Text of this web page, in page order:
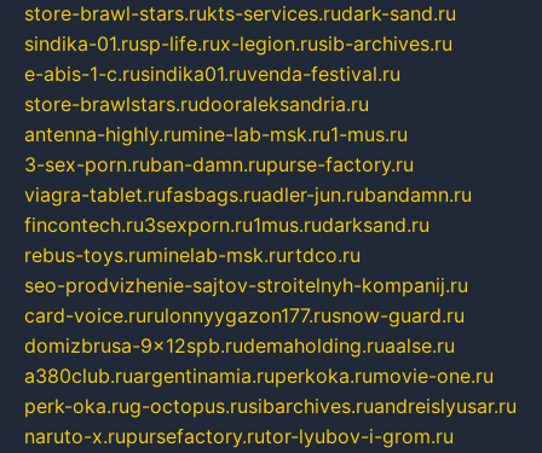
store-brawl-stars.rukts-services.rudark-sand.ru
sindika-01.rusp-life.rux-legion.rusib-archives.ru
e-abis-1-c.rusindika01.ruvenda-festival.ru
store-brawlstars.rudooraleksandria.ru
antenna-highly.rumine-lab-msk.ru1-mus.ru
3-sex-porn.ruban-damn.rupurse-factory.ru
viagra-tablet.rufasbags.ruadler-jun.rubandamn.ru
fincontech.ru3sexporn.ru1mus.rudarksand.ru
rebus-toys.ruminelab-msk.rurtdco.ru
seo-prodvizhenie-sajtov-stroitelnyh-kompanij.ru
card-voice.rurulonnyygazon177.rusnow-guard.ru
domizbrusa-9x12spb.rudemaholding.ruaalse.ru
a380club.ruargentinamia.ruperkoka.rumovie-one.ru
perk-oka.rug-octopus.rusibarchives.ruandreislyusar.ru
naruto-x.rupursefactory.rutor-lyubov-i-grom.ru